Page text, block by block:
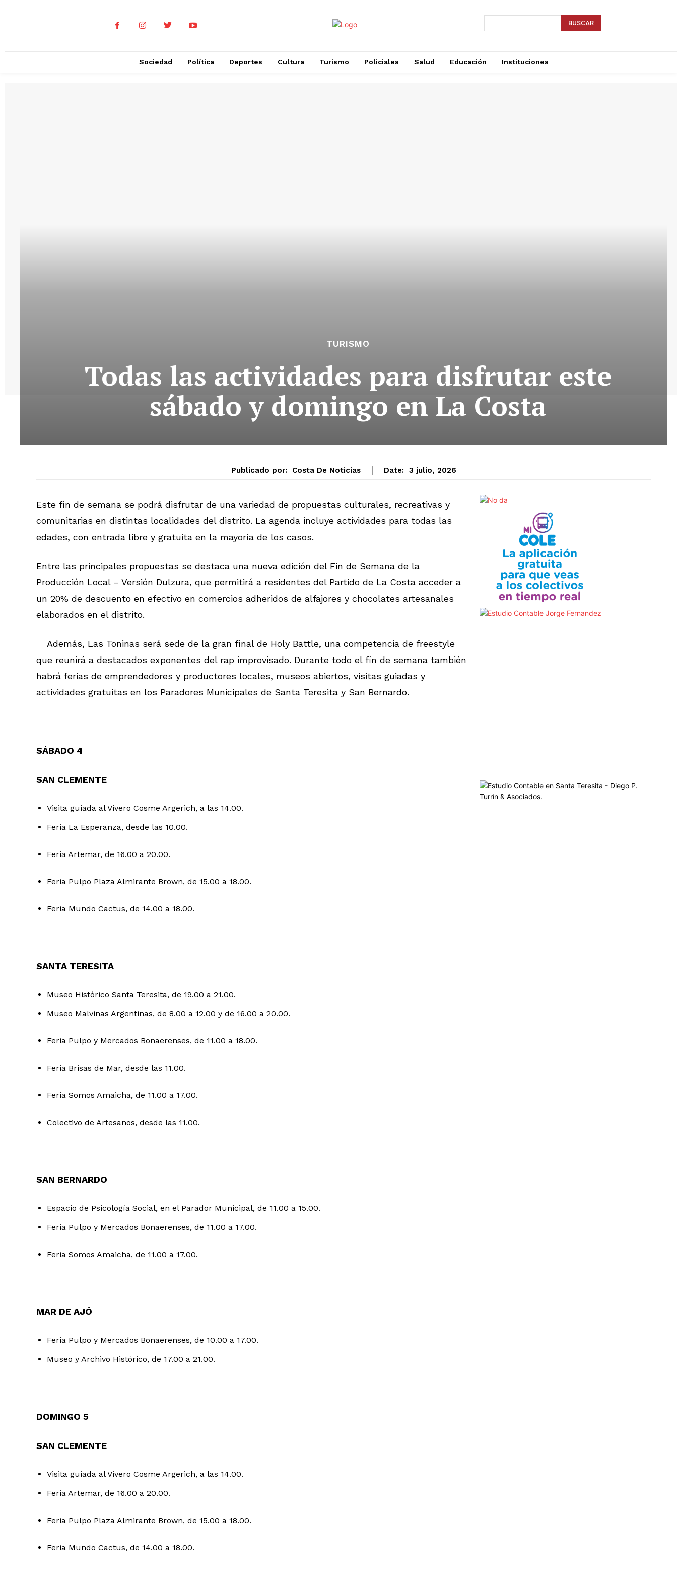
BUSCAR
Sociedad Política Deportes Cultura Turismo Policiales Salud Educación Instituciones
TURISMO
Todas las actividades para disfrutar este
sábado y domingo en La Costa
Publicado por: Costa De Noticias Date: 3 julio, 2026
Este fin de semana se podrá disfrutar de una variedad de propuestas culturales, recreativas y
comunitarias en distintas localidades del distrito. La agenda incluye actividades para todas las
edades, con entrada libre y gratuita en la mayoría de los casos.
Entre las principales propuestas se destaca una nueva edición del Fin de Semana de la
Producción Local – Versión Dulzura, que permitirá a residentes del Partido de La Costa acceder a
un 20% de descuento en efectivo en comercios adheridos de alfajores y chocolates artesanales
elaborados en el distrito.
Además, Las Toninas será sede de la gran final de Holy Battle, una competencia de freestyle
que reunirá a destacados exponentes del rap improvisado. Durante todo el fin de semana también
habrá ferias de emprendedores y productores locales, museos abiertos, visitas guiadas y
actividades gratuitas en los Paradores Municipales de Santa Teresita y San Bernardo.
SÁBADO 4
SAN CLEMENTE
Visita guiada al Vivero Cosme Argerich, a las 14.00.
Feria La Esperanza, desde las 10.00.
Feria Artemar, de 16.00 a 20.00.
Feria Pulpo Plaza Almirante Brown, de 15.00 a 18.00.
Feria Mundo Cactus, de 14.00 a 18.00.
SANTA TERESITA
Museo Histórico Santa Teresita, de 19.00 a 21.00.
Museo Malvinas Argentinas, de 8.00 a 12.00 y de 16.00 a 20.00.
Feria Pulpo y Mercados Bonaerenses, de 11.00 a 18.00.
Feria Brisas de Mar, desde las 11.00.
Feria Somos Amaicha, de 11.00 a 17.00.
Colectivo de Artesanos, desde las 11.00.
SAN BERNARDO
Espacio de Psicología Social, en el Parador Municipal, de 11.00 a 15.00.
Feria Pulpo y Mercados Bonaerenses, de 11.00 a 17.00.
Feria Somos Amaicha, de 11.00 a 17.00.
MAR DE AJÓ
Feria Pulpo y Mercados Bonaerenses, de 10.00 a 17.00.
Museo y Archivo Histórico, de 17.00 a 21.00.
DOMINGO 5
SAN CLEMENTE
Visita guiada al Vivero Cosme Argerich, a las 14.00.
Feria Artemar, de 16.00 a 20.00.
Feria Pulpo Plaza Almirante Brown, de 15.00 a 18.00.
Feria Mundo Cactus, de 14.00 a 18.00.